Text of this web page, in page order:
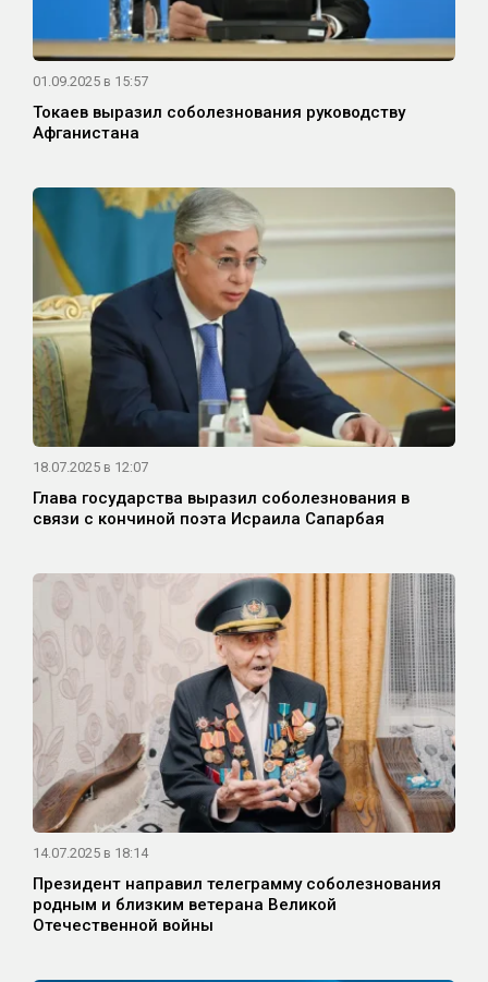
01.09.2025 в 15:57
Токаев выразил соболезнования руководству
Афганистана
18.07.2025 в 12:07
Глава государства выразил соболезнования в
связи с кончиной поэта Исраила Сапарбая
14.07.2025 в 18:14
Президент направил телеграмму соболезнования
родным и близким ветерана Великой
Отечественной войны